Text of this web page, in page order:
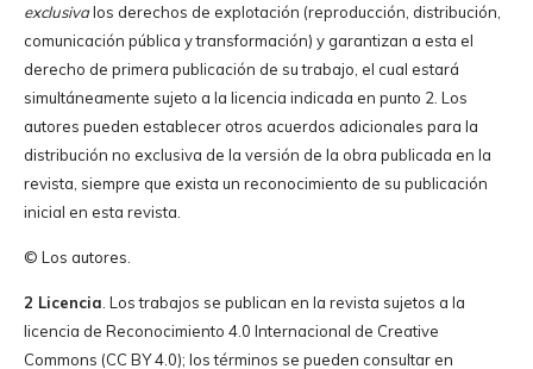
exclusivalos derechos de explotación (reproducción, distribución,
comunicación pública y transformación) y garantizan a esta el
derecho de primera publicación de su trabajo, el cual estará
simultáneamente sujeto a la licencia indicada en punto 2. Los
autores pueden establecer otros acuerdos adicionales para la
distribución no exclusiva de la versión de la obra publicada en la
revista, siempre que exista un reconocimiento de su publicación
inicial en esta revista.
© Los autores.
2 Licencia . Los trabajos se publican en la revista sujetos a la
licencia de Reconocimiento 4.0 Internacional de Creative
Commons (CC BY 4.0); los términos se pueden consultar en